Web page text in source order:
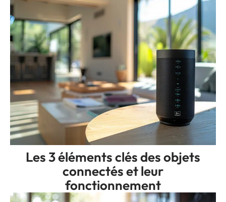
Les 3 éléments clés des objets
connectés et leur
fonctionnement